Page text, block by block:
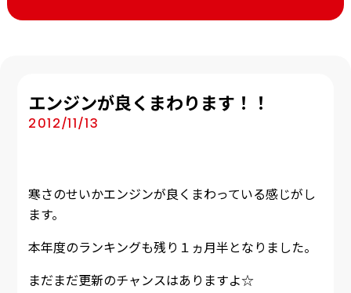
エンジンが良くまわります！！
2012/11/13
寒さのせいかエンジンが良くまわっている感じがし
ます。
本年度のランキングも残り１ヵ月半となりました。
まだまだ更新のチャンスはありますよ☆